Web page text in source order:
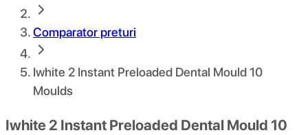
Comparator preturi
Iwhite 2 Instant Preloaded Dental Mould 10
Moulds
Iwhite 2 Instant Preloaded Dental Mould 10